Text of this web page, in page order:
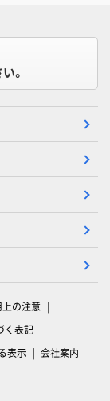
。
上の注意
く表記
表示 会社案内